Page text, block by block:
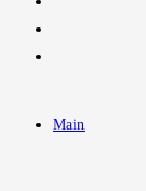
Main